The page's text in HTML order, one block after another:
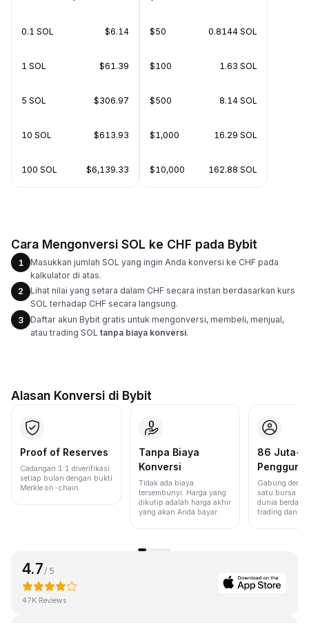
0.1 SOL $6.14
1 SOL $61.39
5 SOL $306.97
10 SOL $613.93
100 SOL $6,139.33
$50 0.8144 SOL
$100 1.63 SOL
$500 8.14 SOL
$1,000 16.29 SOL
$10,000 162.88 SOL
Cara Mengonversi SOL ke CHF pada Bybit
1
Masukkan jumlah SOL yang ingin Anda konversi ke CHF pada
kalkulator di atas.
2
Lihat nilai yang setara dalam CHF secara instan berdasarkan kurs
SOL terhadap CHF secara langsung.
3
Daftar akun Bybit gratis untuk mengonversi, membeli, menjual,
atau trading SOL tanpa biaya konversi.
Alasan Konversi di Bybit
Proof of Reserves
Cadangan 1:1 diverifikasi
setiap bulan dengan bukti
Merkle on-chain.
Tanpa Biaya
Konversi
Tidak ada biaya
tersembunyi. Harga yang
dikutip adalah harga akhir
yang akan Anda bayar.
86 Juta+
Pengguna
Gabung
satu bursa
dunia
trading dan
4.7 / 5
47K Reviews